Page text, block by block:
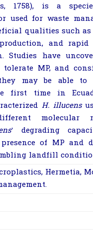
1758), is a
used for waste
qualities such
and rapid
Studies have
MP, and
may be able to
first time in
H. illucens
molecular
’ degrading
of MP and
landfill
, Hermetia,